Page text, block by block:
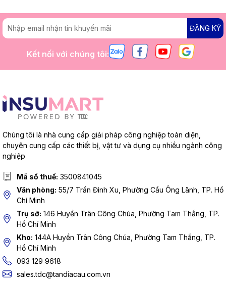
ĐĂNG KÝ
Kết nối với chúng tôi:
Chúng tôi là nhà cung cấp giải pháp công nghiệp toàn diện,
chuyên cung cấp các thiết bị, vật tư và dụng cụ nhiều ngành công
nghiệp
Mã số thuế: 3500841045
Văn phòng: 55/7 Trần Đình Xu, Phường Cầu Ông Lãnh, TP. Hồ
Chí Minh
Trụ sở: 146 Huyền Trân Công Chúa, Phường Tam Thắng, TP.
Hồ Chí Minh
Kho: 144A Huyền Trân Công Chúa, Phường Tam Thắng, TP.
Hồ Chí Minh
093 129 9618
sales.tdc@tandiacau.com.vn